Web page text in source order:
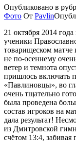
Опубликовано в
Фото От Pavlin
21 октября 2014
ученики
товарищеском
не по-осеннему
ветер и темнота
пришлось включать
«Павлиновцы», во
очень тщательно
была проведена
состав игроков на
дала результат!
из Дмитровской
счётом 13:4,